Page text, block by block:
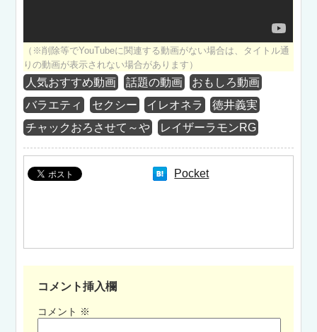
（※削除等でYouTubeに関連する動画がない場合は、タイトル通
りの動画が表示されない場合があります）
人気おすすめ動画 話題の動画
おもしろ動画
バラエティ
セクシー イレオネラ
徳井義実
チャックおろさせて～や
レイザーラモンRG
Pocket
コメント挿入欄
コメント ※